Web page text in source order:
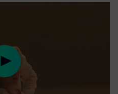
Play